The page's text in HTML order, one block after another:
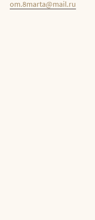
om.8marta@mail.ru